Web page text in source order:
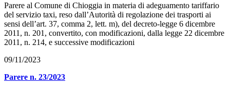
Parere al Comune di Chioggia in materia di adeguamento tariffario
del servizio taxi, reso dall’Autorità di regolazione dei trasporti ai
sensi dell’art. 37, comma 2, lett. m), del decreto-legge 6 dicembre
2011, n. 201, convertito, con modificazioni, dalla legge 22 dicembre
2011, n. 214, e successive modificazioni
09/11/2023
Parere n. 23/2023